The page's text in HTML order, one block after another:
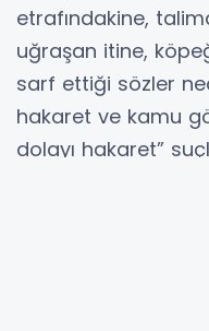
etrafındakine,
uğraşan itine,
sarf ettiği sözler
hakaret ve kamu
dolayı hakaret”